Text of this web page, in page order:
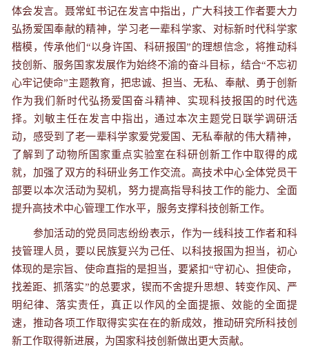
体会发言。聂常虹书记在发言中指出，广大科技工作者要大力
弘扬爱国奉献的精神，学习老一辈科学家、对标新时代科学家
楷模，传承他们“以身许国、科研报国”的理想信念，将推动科
技创新、服务国家发展作为始终不渝的奋斗目标，结合“不忘初
心牢记使命”主题教育，把忠诚、担当、无私、奉献、勇于创新
作为我们新时代弘扬爱国奋斗精神、实现科技报国的时代选
择。刘敏主任在发言中指出，通过本次主题党日联学调研活
动，感受到了老一辈科学家爱党爱国、无私奉献的伟大精神，
了解到了动物所国家重点实验室在科研创新工作中取得的成
就，加强了双方的科研业务工作交流。高技术中心全体党员干
部要以本次活动为契机，努力提高指导科技工作的能力、全面
提升高技术中心管理工作水平，服务支撑科技创新工作。
参加活动的党员同志纷纷表示，作为一线科技工作者和科
技管理人员，要以民族复兴为己任、以科技报国为担当，初心
体现的是宗旨、使命直指的是担当，要紧扣“守初心、担使命，
找差距、抓落实”的总要求，锲而不舍提升思想、转变作风、严
明纪律、落实责任，真正以作风的全面提振、效能的全面提
速，推动各项工作取得实实在在的新成效，推动研究所科技创
新工作取得新进展，为国家科技创新做出更大贡献。